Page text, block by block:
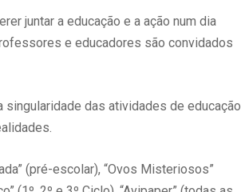
juntar a educação e a ação num dia
e educadores são convidados
das atividades de educação
(pré-escolar), “Ovos Misteriosos”